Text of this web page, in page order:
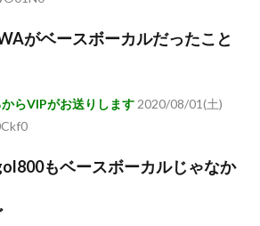
がベースボーカルだったこと
らVIPがお送りします 2020/08/01(土)
もベースボーカルじゃなか